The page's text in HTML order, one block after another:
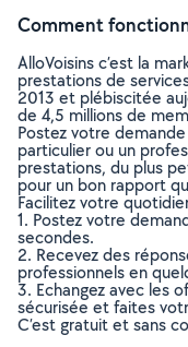
Comment
AlloVoisins c’est la
prestations de
2013 et plébiscitée
de 4,5 millions de
Postez votre
particulier ou un
prestations, du plus
pour un bon rapport
Facilitez votre
1. Postez votre
secondes.
2. Recevez des
professionnels en
3. Echangez avec les
sécurisée et faites
C’est gratuit et sans